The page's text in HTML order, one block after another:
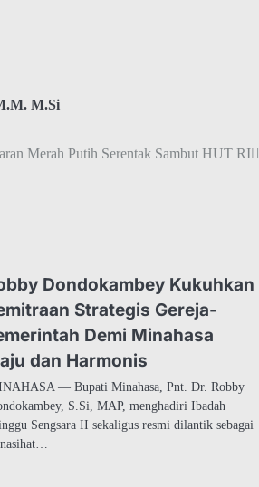
M.Si
Merah Putih Serentak Sambut HUT RI
Dondokambey Kukuhkan
Strategis Gereja-
Demi Minahasa
dan Harmonis
— Bupati Minahasa, Pnt. Dr. Robby
S.Si, MAP, menghadiri Ibadah
Sengsara II sekaligus resmi dilantik sebagai